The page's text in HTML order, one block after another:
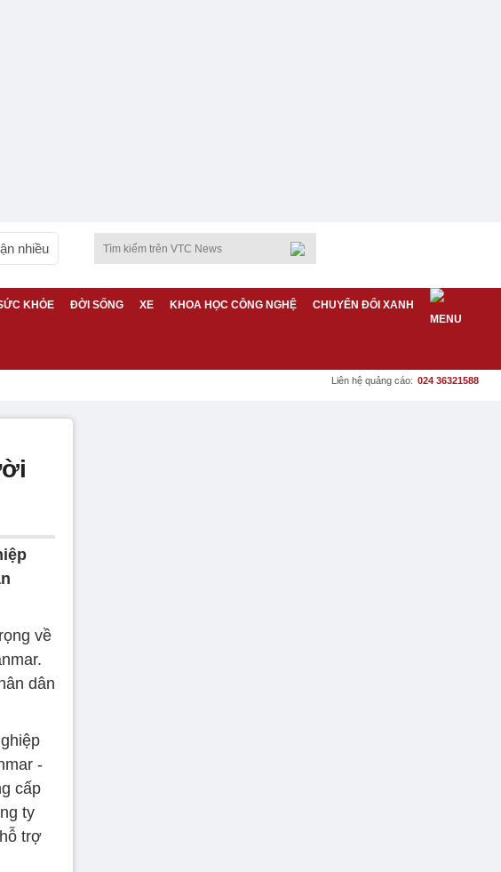
nhiều
KHỎE ĐỜI SỐNG XE KHOA HỌC CÔNG NGHỆ CHUYỂN ĐỔI XANH
Liên hệ quảng cáo: 024 36321588
về
dân
-
cấp
ty
trợ